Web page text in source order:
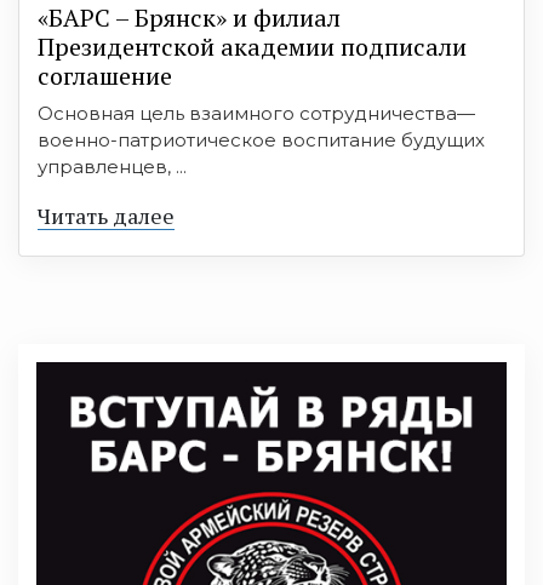
«БАРС – Брянск» и филиал
Президентской академии подписали
соглашение
Основная цель взаимного сотрудничества—
военно-патриотическое воспитание будущих
управленцев, ...
Читать далее